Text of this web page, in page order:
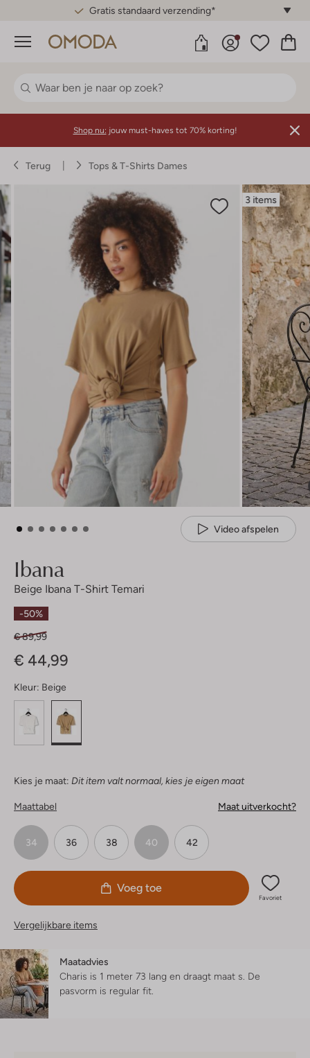
Gratis standaard verzending*
Menu
Shop nu: jouw must-haves tot 70% korting!
Terug Tops & T-Shirts Dames
3 items
Video afspelen
Ibana
Beige Ibana T-Shirt Temari
-50%
€ 89,99
€ 44,99
Kleur: Beige
Kies je maat: Dit item valt normaal, kies je eigen maat
Maattabel Maat uitverkocht?
34 36 38 40 42
Voeg toe
Favoriet
Vergelijkbare items
Maatadvies
Charis is 1 meter 73 lang en draagt maat s. De
pasvorm is regular fit